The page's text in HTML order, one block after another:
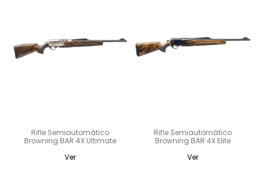
Rifle Semiautomático
Browning BAR 4X Ultimate
Ver
Rifle Semiautomático
Browning BAR 4X Elite
Ver